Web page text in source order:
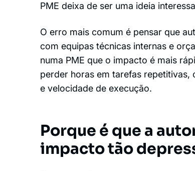
PME deixa de ser uma ideia
O erro mais comum é pensar que
com equipas técnicas internas e
numa PME que o impacto é mais
perder horas em tarefas
e velocidade de execução.
Porque é que a
impacto tão